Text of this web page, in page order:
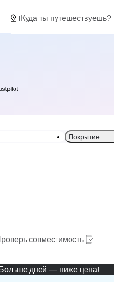
Покрытие
совместимость
Больше дней — ниже цена!